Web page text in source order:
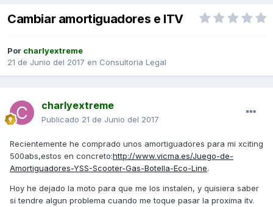
Cambiar amortiguadores e ITV
Por charlyextreme
21 de Junio del 2017 en Consultoria Legal
charlyextreme
Publicado 21 de Junio del 2017
Recientemente he comprado unos amortiguadores para mi xciting
500abs,estos en concreto:http://www.vicma.es/Juego-de-
Amortiguadores-YSS-Scooter-Gas-Botella-Eco-Line.
Hoy he dejado la moto para que me los instalen, y quisiera saber
si tendre algun problema cuando me toque pasar la proxima itv.